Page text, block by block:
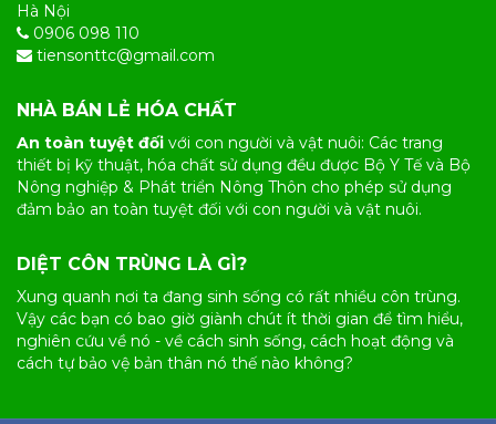
Hà Nội
0906 098 110
tiensonttc@gmail.com
NHÀ BÁN LẺ HÓA CHẤT
An toàn tuyệt đối với con người và vật nuôi: Các trang
thiết bị kỹ thuật, hóa chất sử dụng đều được Bộ Y Tế và Bộ
Nông nghiệp & Phát triển Nông Thôn cho phép sử dụng
đảm bảo an toàn tuyệt đối với con người và vật nuôi.
DIỆT CÔN TRÙNG LÀ GÌ?
Xung quanh nơi ta đang sinh sống có rất nhiều côn trùng.
Vậy các bạn có bao giờ giành chút ít thời gian để tìm hiểu,
nghiên cứu về nó - về cách sinh sống, cách hoạt động và
cách tự bảo vệ bản thân nó thế nào không?